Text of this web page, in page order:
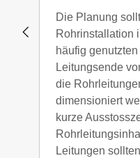
Die Planung
Rohrinstallation
häufig
Leitungsende
die
dimensioniert
kurze
Leitungen